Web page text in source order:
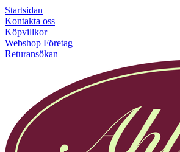
Startsidan
Kontakta oss
Köpvillkor
Webshop Företag
Returansökan